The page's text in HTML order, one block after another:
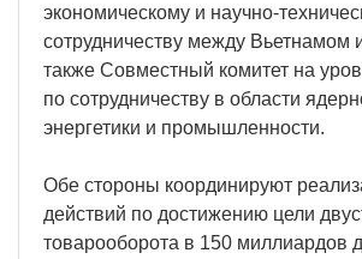
экономическому и научно-
сотрудничеству между Вьетнамом
также Совместный комитет на
по сотрудничеству в области
энергетики и промышленности.
Обе стороны координируют
действий по достижению цели
товарооборота в 150